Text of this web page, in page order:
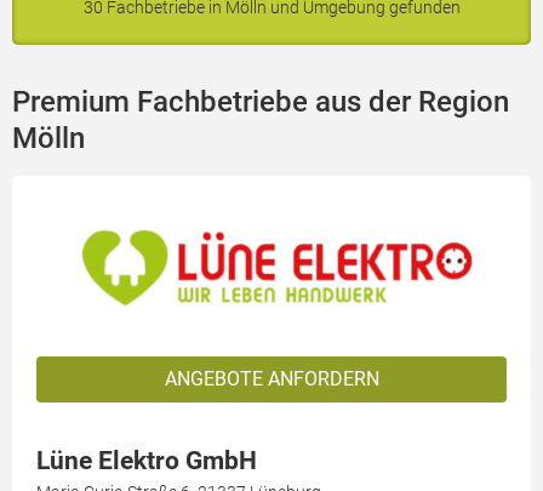
30 Fachbetriebe in Mölln und Umgebung gefunden
Premium Fachbetriebe aus der Region
Mölln
ANGEBOTE ANFORDERN
Lüne Elektro GmbH